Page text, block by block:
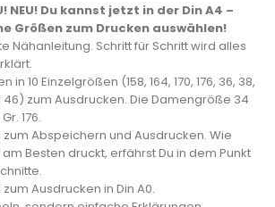
NEU! Du kannst jetzt in der Din A4 –
Größen zum Drucken auswählen!
Nähanleitung. Schritt für Schritt wird alles
in 10 Einzelgrößen (158, 164, 170, 176, 36, 38,
46) zum Ausdrucken. Die Damengröße 34
176.
zum Abspeichern und Ausdrucken. Wie
Besten druckt, erfährst Du in dem Punkt
zum Ausdrucken in Din A0.